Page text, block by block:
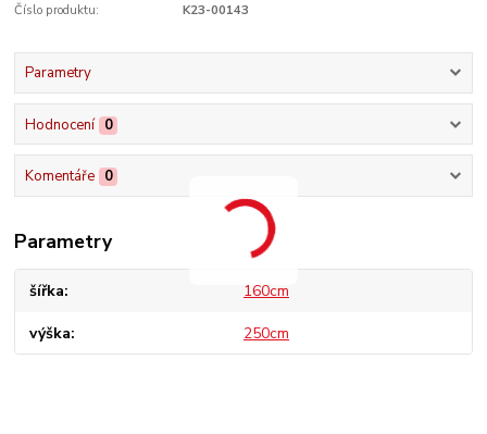
Číslo produktu: K23-00143
Parametry
Hodnocení 0
Komentáře 0
Parametry
šířka 160cm
výška 250cm